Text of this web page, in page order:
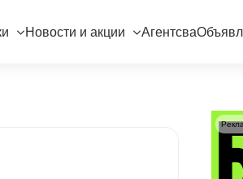
Новости и акции Агентсва